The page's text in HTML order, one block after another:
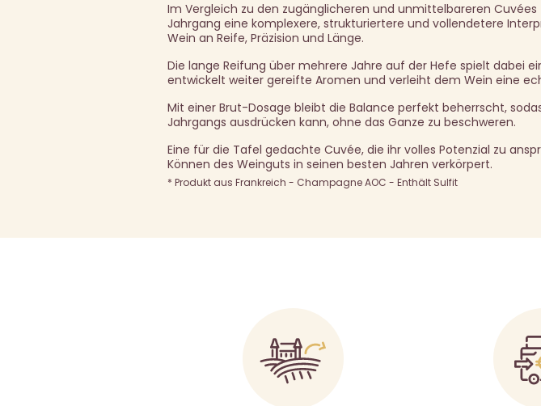
Im Vergleich zu den zugänglicheren und unmittelbareren
Jahrgang eine komplexere, strukturiertere und vollendetere
Wein an Reife, Präzision und Länge.
Die lange Reifung über mehrere Jahre auf der Hefe spielt dabei
entwickelt weiter gereifte Aromen und verleiht dem Wein eine
Mit einer Brut-Dosage bleibt die Balance perfekt beherrscht,
Jahrgangs ausdrücken kann, ohne das Ganze zu beschweren.
Eine für die Tafel gedachte Cuvée, die ihr volles Potenzial zu
Können des Weinguts in seinen besten Jahren verkörpert.
* Produkt aus Frankreich - Champagne AOC - Enthält Sulfit